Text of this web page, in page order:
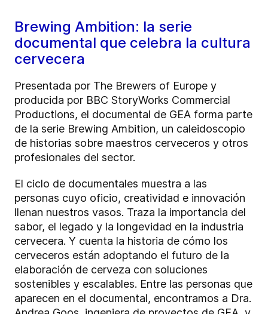
Brewing Ambition: la serie
documental que celebra la cultura
cervecera
Presentada por The Brewers of Europe y
producida por BBC StoryWorks Commercial
Productions, el documental de GEA forma parte
de la serie Brewing Ambition, un caleidoscopio
de historias sobre maestros cerveceros y otros
profesionales del sector.
El ciclo de documentales muestra a las
personas cuyo oficio, creatividad e innovación
llenan nuestros vasos. Traza la importancia del
sabor, el legado y la longevidad en la industria
cervecera. Y cuenta la historia de cómo los
cerveceros están adoptando el futuro de la
elaboración de cerveza con soluciones
sostenibles y escalables. Entre las personas que
aparecen en el documental, encontramos a Dra.